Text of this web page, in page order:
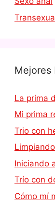
Mejores
La prima
Mi prima
Trio con
Iniciando
Trío con
Cómo mí